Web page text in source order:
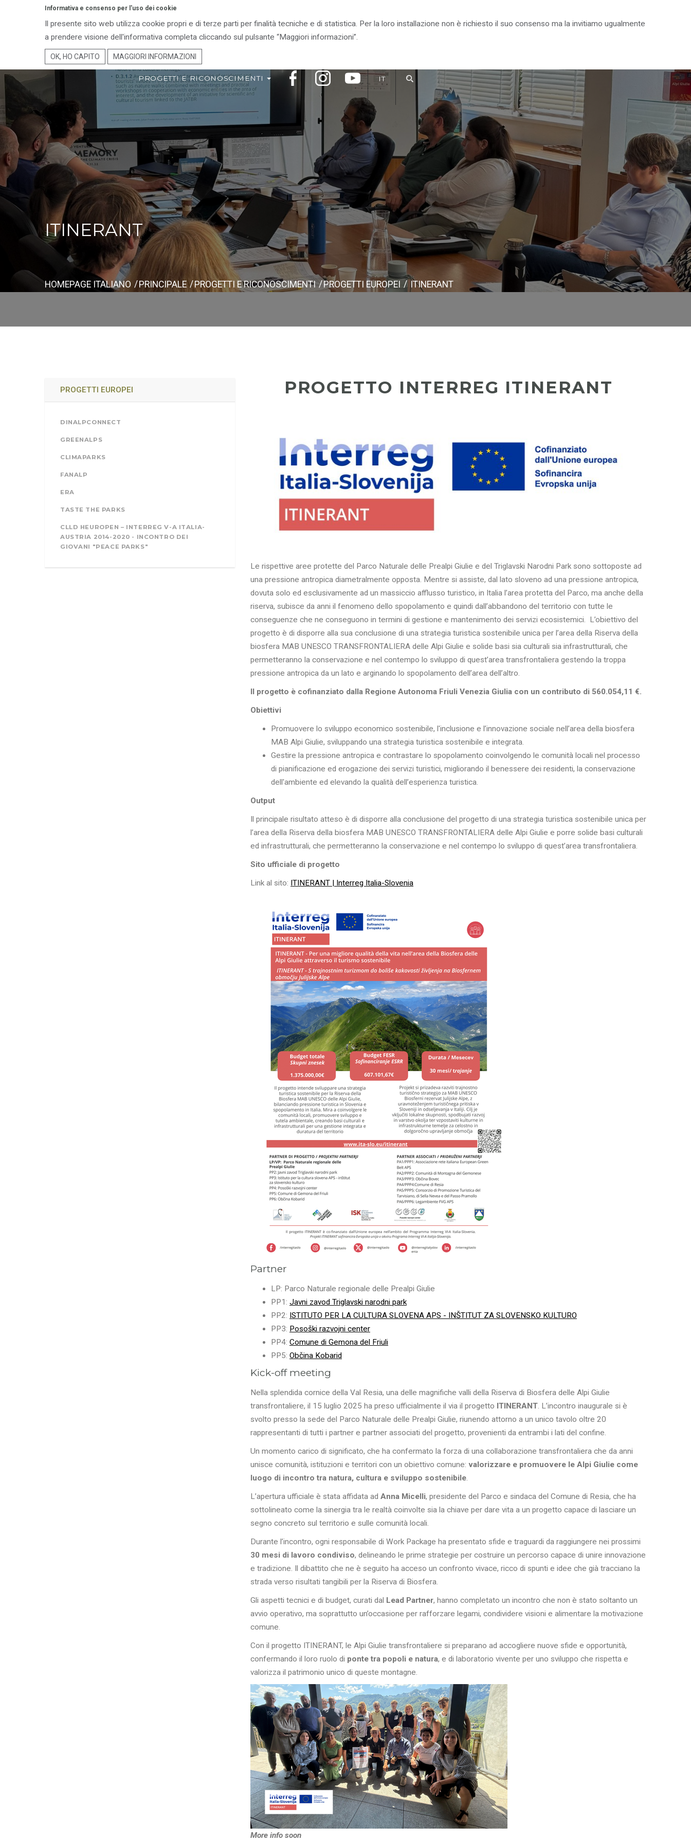
Informativa e consenso per l'uso dei cookie
Il presente sito web utilizza cookie propri e di terze parti per finalità tecniche e di statistica. Per la loro installazione non è richiesto il suo consenso ma la invitiamo ugualmente
a prendere visione dell'informativa completa cliccando sul pulsante “Maggiori informazioni”.
OK, HO CAPITO MAGGIORI INFORMAZIONI
ENTE PARCO TERRITORIO VIVI IL PARCO IL PARCO CONSIGLIA IL PARCO PER I GIOVANI
PROGETTI E RICONOSCIMENTI IT
ITINERANT
HOMEPAGE ITALIANO PRINCIPALE PROGETTI E RICONOSCIMENTI PROGETTI EUROPEI ITINERANT
PROGETTO INTERREG ITINERANT
Le rispettive aree protette del Parco Naturale delle Prealpi Giulie e del Triglavski Narodni Park sono sottoposte ad
una pressione antropica diametralmente opposta. Mentre si assiste, dal lato sloveno ad una pressione antropica,
dovuta solo ed esclusivamente ad un massiccio afflusso turistico, in Italia l’area protetta del Parco, ma anche della
riserva, subisce da anni il fenomeno dello spopolamento e quindi dall’abbandono del territorio con tutte le
conseguenze che ne conseguono in termini di gestione e mantenimento dei servizi ecosistemici. L’obiettivo del
progetto è di disporre alla sua conclusione di una strategia turistica sostenibile unica per l’area della Riserva della
biosfera MAB UNESCO TRANSFRONTALIERA delle Alpi Giulie e solide basi sia culturali sia infrastrutturali, che
permetteranno la conservazione e nel contempo lo sviluppo di quest’area transfrontaliera gestendo la troppa
pressione antropica da un lato e arginando lo spopolamento dell’area dell’altro.
Il progetto è cofinanziato dalla Regione Autonoma Friuli Venezia Giulia con un contributo di 560.054,11 €.
Obiettivi
Promuovere lo sviluppo economico sostenibile, l'inclusione e l’innovazione sociale nell’area della biosfera
MAB Alpi Giulie, sviluppando una strategia turistica sostenibile e integrata.
Gestire la pressione antropica e contrastare lo spopolamento coinvolgendo le comunità locali nel processo
di pianificazione ed erogazione dei servizi turistici, migliorando il benessere dei residenti, la conservazione
dell'ambiente ed elevando la qualità dell’esperienza turistica.
Output
Il principale risultato atteso è di disporre alla conclusione del progetto di una strategia turistica sostenibile unica per
l’area della Riserva della biosfera MAB UNESCO TRANSFRONTALIERA delle Alpi Giulie e porre solide basi culturali
ed infrastrutturali, che permetteranno la conservazione e nel contempo lo sviluppo di quest’area transfrontaliera.
Sito ufficiale di progetto
Link al sito: ITINERANT | Interreg Italia-Slovenia
Partner
LP: Parco Naturale regionale delle Prealpi Giulie
PP1: Javni zavod Triglavski narodni park
PP2: ISTITUTO PER LA CULTURA SLOVENA APS - INŠTITUT ZA SLOVENSKO KULTURO
PP3: Posoški razvojni center
PP4: Comune di Gemona del Friuli
PP5: Občina Kobarid
Kick-off meeting
Nella splendida cornice della Val Resia, una delle magnifiche valli della Riserva di Biosfera delle Alpi Giulie
transfrontaliere, il 15 luglio 2025 ha preso ufficialmente il via il progetto ITINERANT. L’incontro inaugurale si è
svolto presso la sede del Parco Naturale delle Prealpi Giulie, riunendo attorno a un unico tavolo oltre 20
rappresentanti di tutti i partner e partner associati del progetto, provenienti da entrambi i lati del confine.
Un momento carico di significato, che ha confermato la forza di una collaborazione transfrontaliera che da anni
unisce comunità, istituzioni e territori con un obiettivo comune: valorizzare e promuovere le Alpi Giulie come
luogo di incontro tra natura, cultura e sviluppo sostenibile.
L’apertura ufficiale è stata affidata ad Anna Micelli, presidente del Parco e sindaca del Comune di Resia, che ha
sottolineato come la sinergia tra le realtà coinvolte sia la chiave per dare vita a un progetto capace di lasciare un
segno concreto sul territorio e sulle comunità locali.
Durante l’incontro, ogni responsabile di Work Package ha presentato sfide e traguardi da raggiungere nei prossimi
30 mesi di lavoro condiviso, delineando le prime strategie per costruire un percorso capace di unire innovazione
e tradizione. Il dibattito che ne è seguito ha acceso un confronto vivace, ricco di spunti e idee che già tracciano la
strada verso risultati tangibili per la Riserva di Biosfera.
Gli aspetti tecnici e di budget, curati dal Lead Partner, hanno completato un incontro che non è stato soltanto un
avvio operativo, ma soprattutto un’occasione per rafforzare legami, condividere visioni e alimentare la motivazione
comune.
Con il progetto ITINERANT, le Alpi Giulie transfrontaliere si preparano ad accogliere nuove sfide e opportunità,
confermando il loro ruolo di ponte tra popoli e natura, e di laboratorio vivente per uno sviluppo che rispetta e
valorizza il patrimonio unico di queste montagne.
More info soon
PROGETTI EUROPEI
DINALPCONNECT
GREENALPS
CLIMAPARKS
FANALP
ERA
TASTE THE PARKS
CLLD HEUROPEN – INTERREG V-A ITALIA-
AUSTRIA 2014-2020 - INCONTRO DEI
GIOVANI "PEACE PARKS"